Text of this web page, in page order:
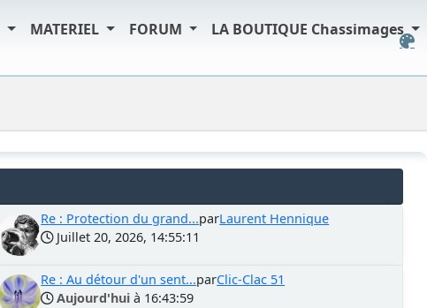
MATERIEL FORUM LA BOUTIQUE Chassimages
Re : Protection du grand...parLaurent Hennique
Juillet 20, 2026, 14:55:11
Re : Au détour d'un sent...parClic-Clac 51
Aujourd'hui à 16:43:59